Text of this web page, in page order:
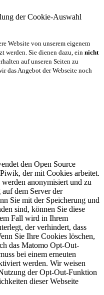
der Cookie-Auswahl
Website von unserem eigenem
werden. Sie dienen dazu, ein nicht
auf unseren Seiten zu
das Angebot der Webseite noch
den Open Source
der mit Cookies arbeitet.
anonymisiert und zu
dem Server der
Sie mit der Speicherung und
sind, können Sie diese
Fall wird in Ihrem
der verhindert, dass
Sie Ihre Cookies löschen,
das Matomo Opt-Out-
bei einem erneuten
werden. Wir weisen
der Opt-Out-Funktion
dieser Webseite